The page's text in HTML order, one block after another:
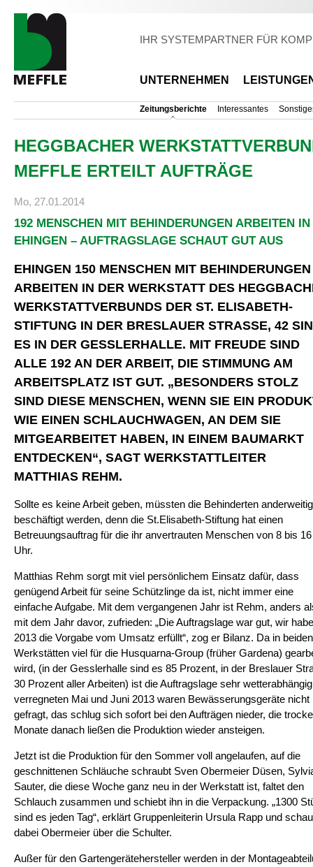
IHR SYSTEMPARTNER FÜR
UNTERNEHMEN
Zeitungsberichte Interessantes
HEGGBACHER
MEFFLE ERTEILT AUFTRÄGE
Mo, 27.01.2014
192 MENSCHEN MIT BEHINDERUNGEN ARBEITEN IN
EHINGEN – AUFTRAGSLAGE SCHAUT GUT AUS
EHINGEN 150 MENSCHEN MIT BEHINDERUNGEN
ARBEITEN IN DER WERKSTATT DES
WERKSTATTVERBUNDS DER ST. ELISABETH-
STIFTUNG IN DER BRESLAUER STRASSE, 42 SIND
S IN DER GESSLERHALLE. MIT FREUDE SIND A
LLE 192 AN DER ARBEIT, DIE STIMMUNG AM A
RBEITSPLATZ IST GUT. „BESONDERS STOLZ S
IND DIESE MENSCHEN, WENN SIE EIN PRODUKT
IE EINEN SCHLAUCHWAGEN, AN DEM SIE M
ITGEARBEITET HABEN, IN EINEM BAUMARKT E
NTDECKEN“, SAGT WERKSTATTLEITER M
ATTHIAS REHM.
Sollte es keine Arbeit geben, müssten die Behinderten anderweitig
beschäftigt werden, denn die St.Elisabeth-Stiftung hat einen
Betreuungsauftrag für die ihr anvertrauten Menschen von 8 bis 16
Uhr.
Matthias Rehm sorgt mit viel persönlichem Einsatz dafür, dass
genügend Arbeit für seine Schützlinge da ist, nicht immer eine
einfache Aufgabe. Mit dem vergangenen Jahr ist Rehm, anders
mit dem Jahr davor, zufrieden: „Die Auftragslage war gut, wir
2013 die Vorgabe vom Umsatz erfüllt“, zog er Bilanz. Da in beiden
Werkstätten viel für die Husquarna-Group (früher Gardena)
wird, (in der Gesslerhalle sind es 85 Prozent, in der Breslauer
30 Prozent aller Arbeiten) ist die Auftragslage sehr
verregneten Mai und Juni 2013 waren Bewässerungsgeräte nicht
gefragt, das schlug sich sofort bei den Aufträgen nieder, die
Monate danach ließen die Produktion wieder ansteigen.
Jetzt ist die Produktion für den Sommer voll angelaufen, auf die
geschnittenen Schläuche schraubt Sven Obermeier Düsen,
Sauter, die diese Woche ganz neu in der Werkstatt ist, faltet den
Schlauch zusammen und schiebt ihn in die Verpackung. „1300
sind es jeden Tag“, erklärt Gruppenleiterin Ursula Rapp und
dabei Obermeier über die Schulter.
Außer für den Gartengerätehersteller werden in der